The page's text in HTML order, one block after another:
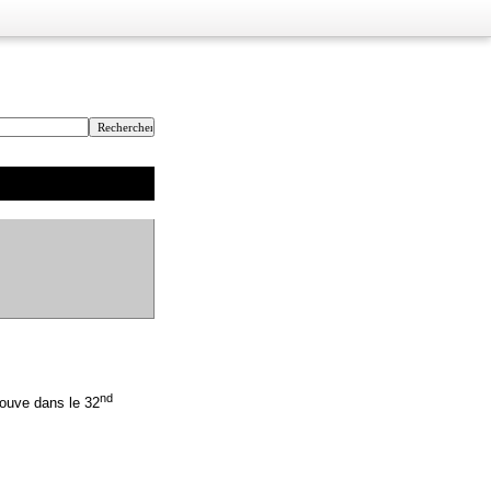
dans le 32nd